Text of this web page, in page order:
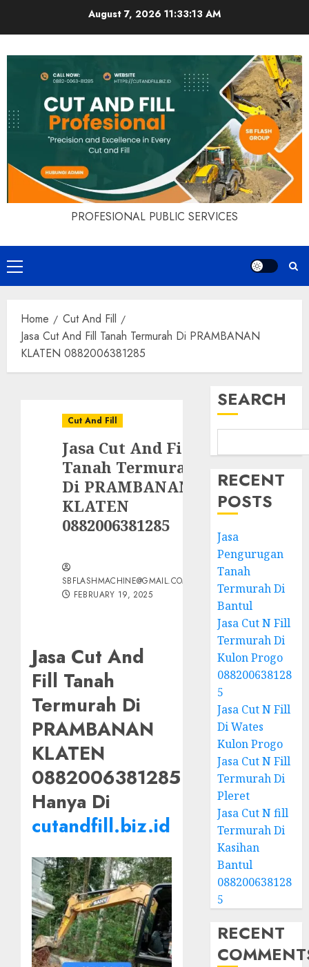
August 7, 2026 11:33:14 AM
PROFESIONAL PUBLIC SERVICES
Primary
Menu
Home
Cut And Fill
Jasa Cut And Fill Tanah Termurah Di PRAMBANAN
KLATEN 0882006381285
Cut And Fill
Jasa Cut And Fill
Tanah Termurah
Di PRAMBANAN
KLATEN
0882006381285
SBFLASHMACHINE@GMAIL.COM
FEBRUARY 19, 2025
Jasa Cut And
Fill Tanah
Termurah Di
PRAMBANAN
KLATEN
0882006381285
Hanya Di
cutandfill.biz.id
SEARCH
RECENT
POSTS
Jasa
Pengurugan
Tanah
Termurah Di
Bantul
Jasa Cut N Fill
Termurah Di
Kulon Progo
088200638128
5
Jasa Cut N Fill
Di Wates
Kulon Progo
Jasa Cut N Fill
Termurah Di
Pleret
Jasa Cut N fill
Termurah Di
Kasihan
Bantul
088200638128
5
RECENT